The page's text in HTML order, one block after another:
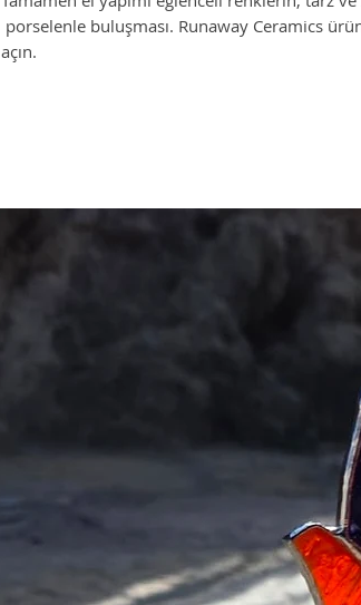
porselenle buluşması. Runaway Ceramics
açın.